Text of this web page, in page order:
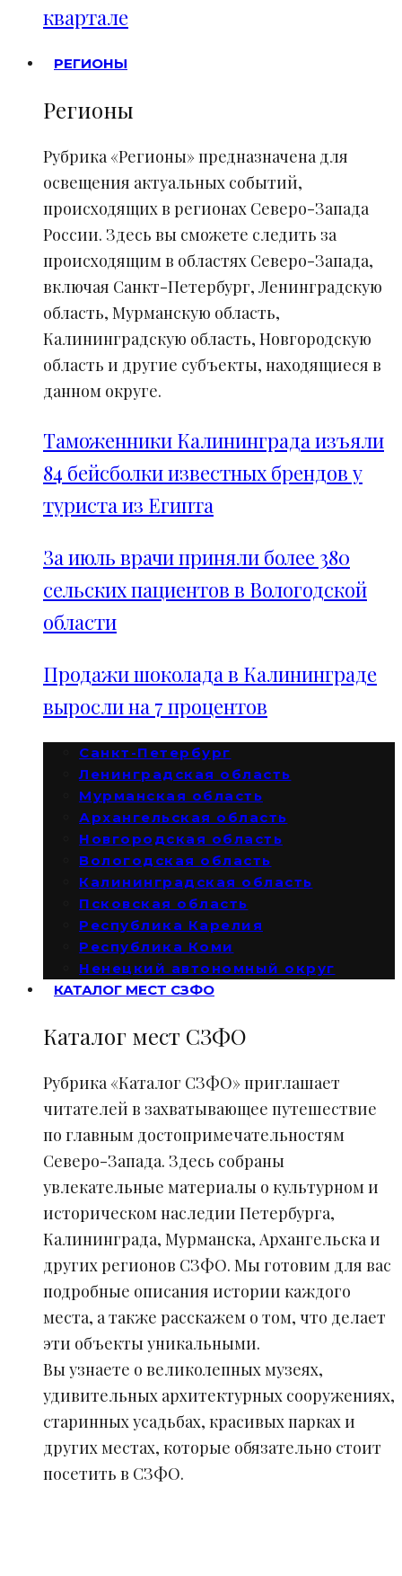
квартале
РЕГИОНЫ
Регионы
Рубрика «Регионы» предназначена для
освещения актуальных событий,
происходящих в регионах Северо-Запада
России. Здесь вы сможете следить за
происходящим в областях Северо-Запада,
включая Санкт-Петербург, Ленинградскую
область, Мурманскую область,
Калининградскую область, Новгородскую
область и другие субъекты, находящиеся в
данном округе.
Таможенники Калининграда изъяли
84 бейсболки известных брендов у
туриста из Египта
За июль врачи приняли более 380
сельских пациентов в Вологодской
области
Продажи шоколада в Калининграде
выросли на 7 процентов
Санкт-Петербург
Ленинградская область
Мурманская область
Архангельская область
Новгородская область
Вологодская область
Калининградская область
Псковская область
Республика Карелия
Республика Коми
Ненецкий автономный округ
КАТАЛОГ МЕСТ СЗФО
Каталог мест СЗФО
Рубрика «Каталог СЗФО» приглашает
читателей в захватывающее путешествие
по главным достопримечательностям
Северо-Запада. Здесь собраны
увлекательные материалы о культурном и
историческом наследии Петербурга,
Калининграда, Мурманска, Архангельска и
других регионов СЗФО. Мы готовим для вас
подробные описания истории каждого
места, а также расскажем о том, что делает
эти объекты уникальными.
Вы узнаете о великолепных музеях,
удивительных архитектурных сооружениях,
старинных усадьбах, красивых парках и
других местах, которые обязательно стоит
посетить в СЗФО.